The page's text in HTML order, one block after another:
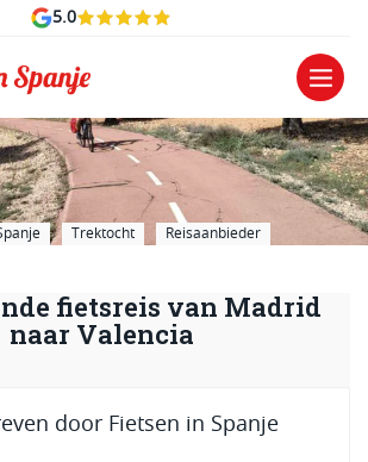
5.0
Trektocht Reisaanbieder
fietsreis van Madrid
naar Valencia
door Fietsen in Spanje